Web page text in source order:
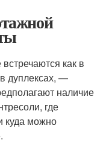
как в
дуплексах, —
наличие
где
куда можно